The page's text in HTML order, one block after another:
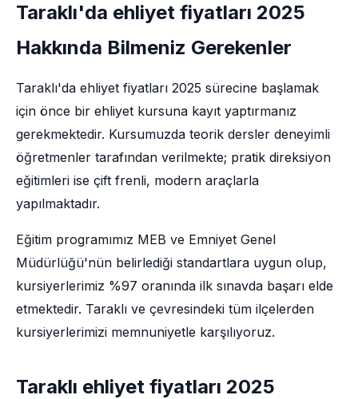
Taraklı'da ehliyet fiyatları 2025
Hakkında Bilmeniz Gerekenler
Taraklı'da ehliyet fiyatları 2025 sürecine başlamak
için önce bir ehliyet kursuna kayıt yaptırmanız
gerekmektedir. Kursumuzda teorik dersler deneyimli
öğretmenler tarafından verilmekte; pratik direksiyon
eğitimleri ise çift frenli, modern araçlarla
yapılmaktadır.
Eğitim programımız MEB ve Emniyet Genel
Müdürlüğü'nün belirlediği standartlara uygun olup,
kursiyerlerimiz %97 oranında ilk sınavda başarı elde
etmektedir. Taraklı ve çevresindeki tüm ilçelerden
kursiyerlerimizi memnuniyetle karşılıyoruz.
Taraklı ehliyet fiyatları 2025